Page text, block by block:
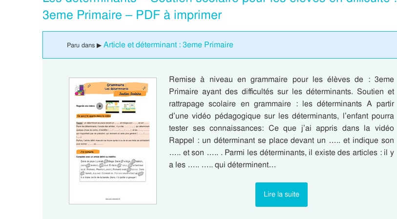
3eme Primaire – PDF à imprimer
Paru dans ▶ Article et déterminant : 3eme Primaire
Remise à niveau en grammaire pour les élèves de : 3eme
Primaire ayant des difficultés sur les déterminants. Soutien et
rattrapage scolaire en grammaire : les déterminants A partir
d’une vidéo pédagogique sur les déterminants, l’enfant pourra
tester ses connaissances: Ce que j’ai appris dans la vidéo
Rappel : un déterminant se place devant un ….. et indique son
….. et son ….. . Parmi les déterminants, il existe des articles : il y
a les ….. ….. qui déterminent…
Lire la suite